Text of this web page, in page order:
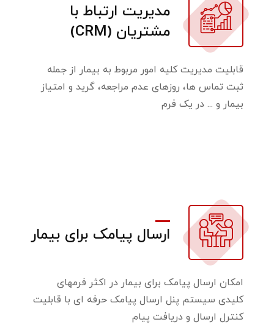
مدیریت ارتباط با
مشتریان (CRM)
قابلیت مدیریت کلیه امور مربوط به بیمار از جمله
ثبت تماس ها، روزهای عدم مراجعه، گرید و امتیاز
بیمار و ... در یک فرم
ارسال پیامک برای بیمار
امکان ارسال پیامک برای بیمار در اکثر فرمهای
کلیدی سیستم پنل ارسال پیامک حرفه ای با قابلیت
کنترل ارسال و دریافت پیام